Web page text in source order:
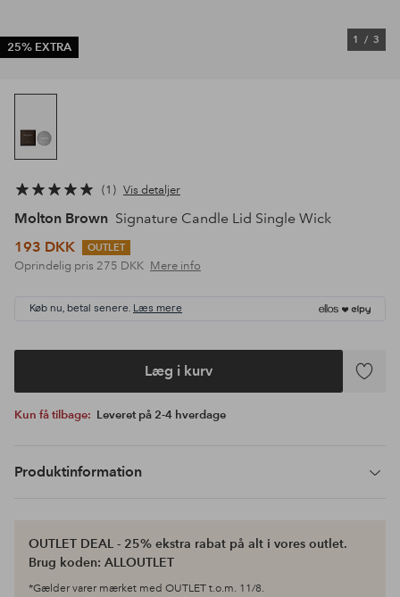
25% EXTRA
1 / 3
1 Vis detaljer
Molton Brown Signature Candle Lid Single Wick
193 DKK
OUTLET
Oprindelig pris 275 DKK Mere info
Køb nu, betal senere. Læs mere
Læg i kurv
Tilføj
Kun få tilbage: Leveret på 2-4 hverdage
Produktinformation
OUTLET DEAL - 25% ekstra rabat på alt i vores outlet.
Brug koden: ALLOUTLET
*Gælder varer mærket med OUTLET t.o.m. 11/8.